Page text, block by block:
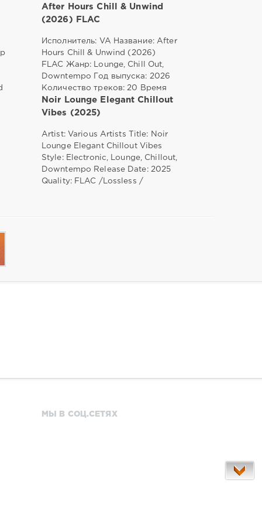
After Hours Chill & Unwind
(2026) FLAC
Исполнитель: VA Название: After
Hours Chill & Unwind (2026)
FLAC Жанр: Lounge, Chill Out,
Downtempo Год выпуска: 2026
Количество треков: 20 Время
Noir Lounge Elegant Chillout
Vibes (2025)
Artist: Various Artists Title: Noir
Lounge Elegant Chillout Vibes
Style: Electronic, Lounge, Chillout,
Downtempo Release Date: 2025
Quality: FLAC /Lossless /
МЫ В СОЦ.СЕТЯХ